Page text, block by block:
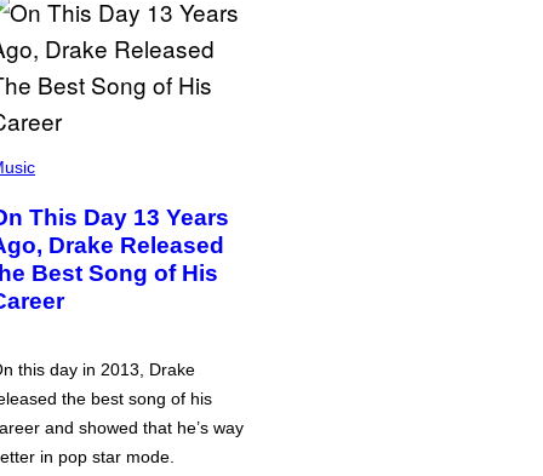
This Day 13 Years
Drake Released
Best Song of His
this day in 2013, Drake
the best song of his
and showed that he’s way
in pop star mode.